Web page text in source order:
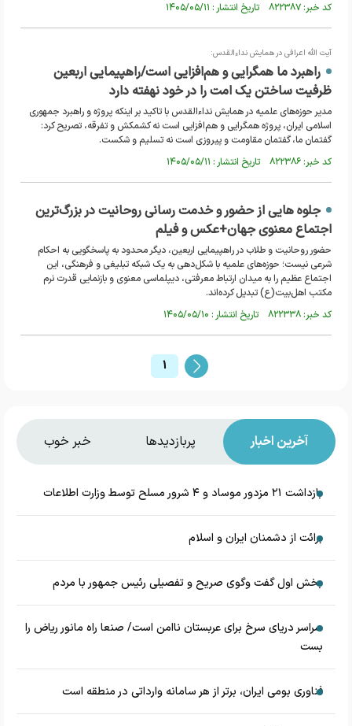
کد خبر: ۸۲۲۳۸۷ تاریخ انتشار : ۱۴۰۵/۰۵/۱۱
آیت الله اعرافی در همایش نداءالقدس:
راهبرد ما همگرایی و هم‌افزایی است/راهپیمایی اربعین
ظرفیت ساختن یک امت را در خود نهفته دارد
مدیر حوزه‌های علمیه در همایش نداءالقدس با تاکید بر اینکه پروژه و راهبرد جمهوری
اسلامی ایران، پروژه همگرایی و هم‌افزایی است نه کشمکش و تفرقه، تصریح کرد:
گفتمان ما، گفتمان مقاومت و پیروزی است نه تسلیم و شکست.
کد خبر: ۸۲۲۳۸۶ تاریخ انتشار : ۱۴۰۵/۰۵/۱۱
جلوه هایی از حضور و خدمت رسانی روحانیت در بزرگ‌ترین
اجتماع معنوی جهان+عکس و فیلم
حضور روحانیت و طلاب در راهپیمایی اربعین، دیگر محدود به پاسخگویی به احکام
شرعی نیست؛ حوزه‌های علمیه با شکل‌دهی به یک شبکه تبلیغی و فرهنگی، این
اجتماع عظیم را به میدان ارتباط معرفتی، دیپلماسی معنوی و بازنمایی قدرت نرم
مکتب اهل‌بیت(ع) تبدیل کرده‌اند.
کد خبر: ۸۲۲۳۳۸ تاریخ انتشار : ۱۴۰۵/۰۵/۱۰
1
آخرین اخبار پربازدیدها خبر خوب
بازداشت ۲۱ مزدور موساد و ۴ شرور مسلح توسط وزارت اطلاعات
برائت از دشمنان ایران و اسلام
بخش اول گفت وگوی صریح و تفصیلی رئیس جمهور با مردم
سراسر دریای سرخ برای عربستان ناامن است/ صنعا راه مانور ریاض را
بست
فناوری بومی ایران، برتر از هر سامانه وارداتی در منطقه است